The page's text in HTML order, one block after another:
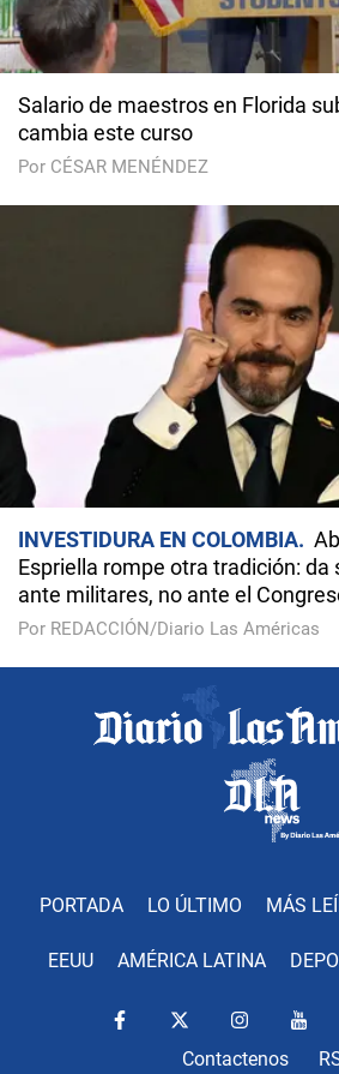
Salario de maestros en Florida
cambia este curso
Por CÉSAR MENÉNDEZ
INVESTIDURA EN COLOMBIA
Espriella rompe otra tradición: da
ante militares, no ante el
Por REDACCIÓN/Diario Las Américas
PORTADA LO ÚLTIMO MÁS
EEUU AMÉRICA LATINA
Contactenos